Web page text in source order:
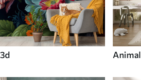
3d Animal